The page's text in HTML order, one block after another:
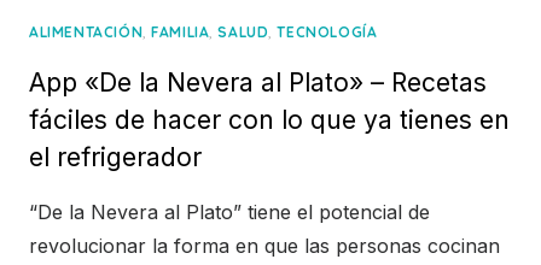
ALIMENTACIÓN,FAMILIA,SALUD,TECNOLOGÍA
App «De la Nevera al Plato» – Recetas
fáciles de hacer con lo que ya tienes en
el refrigerador
“De la Nevera al Plato” tiene el potencial de
revolucionar la forma en que las personas cocinan